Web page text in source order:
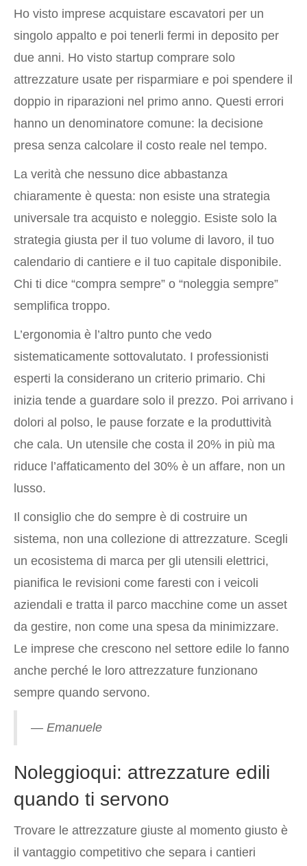
Ho visto imprese acquistare escavatori per un
singolo appalto e poi tenerli fermi in deposito per
due anni. Ho visto startup comprare solo
attrezzature usate per risparmiare e poi spendere il
doppio in riparazioni nel primo anno. Questi errori
hanno un denominatore comune: la decisione
presa senza calcolare il costo reale nel tempo.
La verità che nessuno dice abbastanza
chiaramente è questa: non esiste una strategia
universale tra acquisto e noleggio. Esiste solo la
strategia giusta per il tuo volume di lavoro, il tuo
calendario di cantiere e il tuo capitale disponibile.
Chi ti dice “compra sempre” o “noleggia sempre”
semplifica troppo.
L’ergonomia è l’altro punto che vedo
sistematicamente sottovalutato. I professionisti
esperti la considerano un criterio primario. Chi
inizia tende a guardare solo il prezzo. Poi arrivano i
dolori al polso, le pause forzate e la produttività
che cala. Un utensile che costa il 20% in più ma
riduce l’affaticamento del 30% è un affare, non un
lusso.
Il consiglio che do sempre è di costruire un
sistema, non una collezione di attrezzature. Scegli
un ecosistema di marca per gli utensili elettrici,
pianifica le revisioni come faresti con i veicoli
aziendali e tratta il parco macchine come un asset
da gestire, non come una spesa da minimizzare.
Le imprese che crescono nel settore edile lo fanno
anche perché le loro attrezzature funzionano
sempre quando servono.
— Emanuele
Noleggioqui: attrezzature edili
quando ti servono
Trovare le attrezzature giuste al momento giusto è
il vantaggio competitivo che separa i cantieri